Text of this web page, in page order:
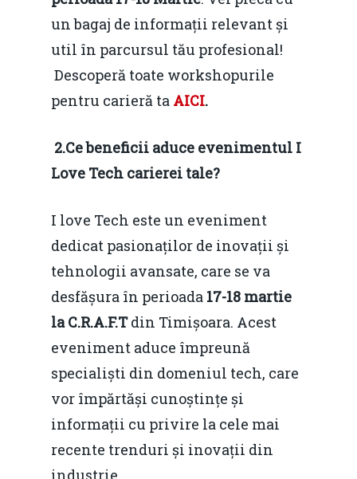
un bagaj de informații relevant și
util în parcursul tău profesional!
Descoperă toate workshopurile
pentru carieră ta AICI.
2.Ce beneficii aduce evenimentul I
Love Tech carierei tale?
I love Tech este un eveniment
dedicat pasionaților de inovații și
tehnologii avansate, care se va
desfășura în perioada 17-18 martie
la C.R.A.F.Tdin Timișoara. Acest
eveniment aduce împreună
specialiști din domeniul tech, care
vor împărtăși cunoștințe și
informații cu privire la cele mai
recente trenduri și inovații din
industrie.